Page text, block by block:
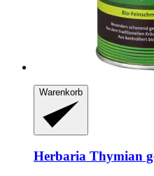
Warenkorb
Herbaria Thymian